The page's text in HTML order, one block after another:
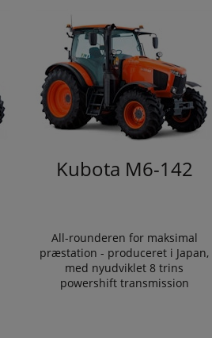
Kubota M6-142
All-rounderen for maksimal
præstation - produceret i Japan,
med nyudviklet 8 trins
powershift transmission